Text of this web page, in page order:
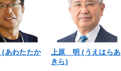
(あわたたか
上原 明 (うえはらあ
きら)